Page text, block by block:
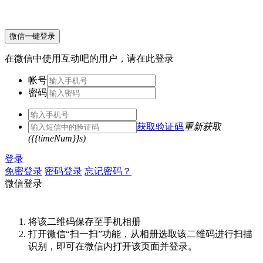
微信一键登录
在微信中使用互动吧的用户，请在此登录
帐号
密码
获取验证码重新获取
({{timeNum}}s)
登录
免密登录 密码登录 忘记密码？
微信登录
将该二维码保存至手机相册
打开微信“扫一扫”功能，从相册选取该二维码进行扫描
识别，即可在微信内打开该页面并登录。